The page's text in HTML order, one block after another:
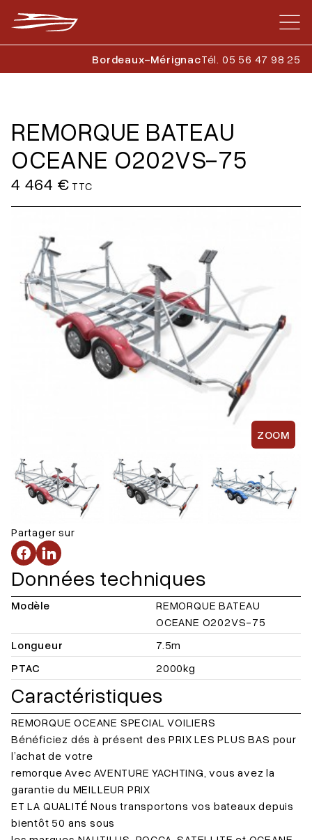
Bordeaux-MérignacTél. 05 56 47 98 25
REMORQUE BATEAU
OCEANE O202VS-75
4 464 € TTC
ZOOM
Partager sur
Données techniques
Modèle
REMORQUE BATEAU
OCEANE O202VS-75
Longueur
7.5m
PTAC
2000kg
Caractéristiques
REMORQUE OCEANE SPECIAL VOILIERS
Bénéficiez dés à présent des PRIX LES PLUS BAS pour
l’achat de votre
remorque Avec AVENTURE YACHTING, vous avez la
garantie du MEILLEUR PRIX
ET LA QUALITÉ Nous transportons vos bateaux depuis
bientôt 50 ans sous